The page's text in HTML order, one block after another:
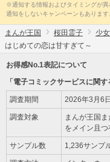
※通知する情報およびタイミングが
通知をしないキャンペーンもあります
まんが王国 桜田霊子 少
はじめての恋は甘すぎて～
お得感No.1表記について
「電子コミックサービスに関す
調査期間 2026年3月6
調査対象
まんが王国
をメイン且
サンプル数 1,236サンプ